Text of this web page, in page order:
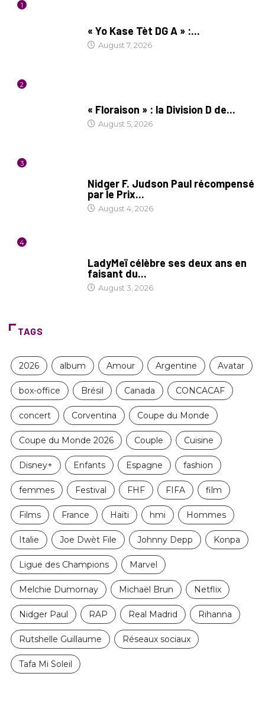
1
« Yo Kase Tèt DG A » :...
August 7, 2026
2
« Floraison » : la Division D de...
August 5, 2026
3
Nidger F. Judson Paul récompensé
par le Prix...
August 4, 2026
4
LadyMeï célèbre ses deux ans en
faisant du...
August 3, 2026
TAGS
2026 album Amour Argentine Avatar
box-office Brésil Canada CONCACAF
concert Corventina Coupe du Monde
Coupe du Monde 2026 Couple Cuisine
Disney+ Enfants Espagne fashion
femmes Festival FHF FIFA film
Films France Haïti hmi Hommes
Italie Joe Dwèt File Johnny Depp Konpa
Ligue des Champions Marvel
Melchie Dumornay Michaël Brun Netflix
Nidger Paul RAP Real Madrid Rihanna
Rutshelle Guillaume Réseaux sociaux
Tafa Mi Soleil